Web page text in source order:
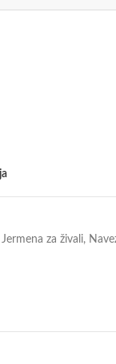
Jermena za živali,